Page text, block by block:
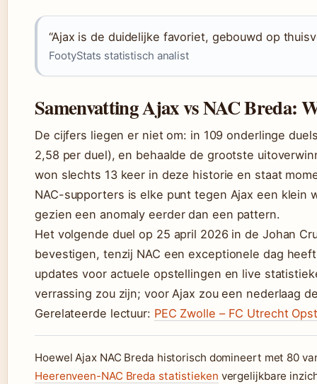
“Ajax is de duidelijke favoriet, gebouwd op
FootyStats statistisch analist
Samenvatting Ajax vs NAC Breda:
De cijfers liegen er niet om: in 109 onderlinge
2,58 per duel), en behaalde de grootste
won slechts 13 keer in deze historie en staat
NAC-supporters is elke punt tegen Ajax een klein
gezien een anomaly eerder dan een pattern.
Het volgende duel op 25 april 2026 in de Johan
bevestigen, tenzij NAC een exceptionele dag
updates voor actuele opstellingen en live
verrassing zou zijn; voor Ajax zou een nederlaag
Gerelateerde lectuur: PEC Zwolle – FC Utrecht
Hoewel Ajax NAC Breda historisch domineert met 80
Heerenveen-NAC Breda statistieken vergelijkbare